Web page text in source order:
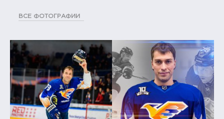
ВСЕ ФОТОГРАФИИ